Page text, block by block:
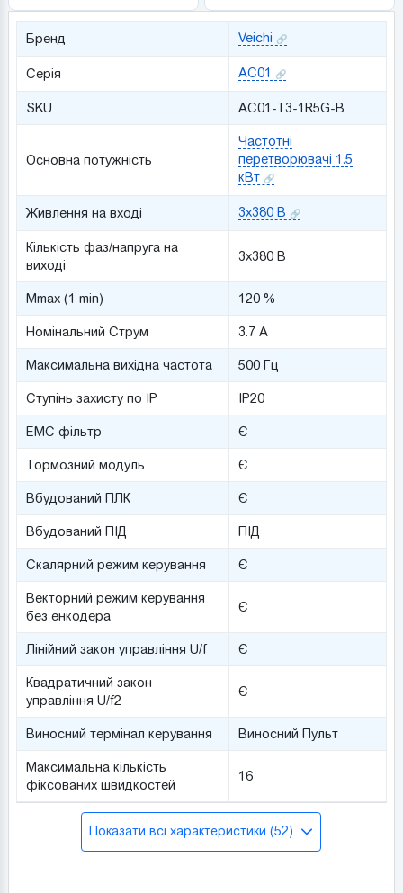
Бренд Veichi
Серія AC01
SKU AC01-T3-1R5G-B
Основна потужність
Частотні
перетворювачі 1.5
кВт
Живлення на вході 3x380 В
Кількість фаз/напруга на
виході
3x380 В
Mmax (1 min) 120 %
Номінальний Струм 3.7 A
Максимальна вихідна частота 500 Гц
Ступінь захисту по IP IP20
ЕМС фільтр Є
Тормозний модуль Є
Вбудований ПЛК Є
Вбудований ПІД ПІД
Скалярний режим керування Є
Векторний режим керування
без енкодера
Є
Лінійний закон управління U/f Є
Квадратичний закон
управління U/f2
Є
Виносний термінал керування Виносний Пульт
Максимальна кількість
фіксованих швидкостей
16
Показати всі характеристики (52)